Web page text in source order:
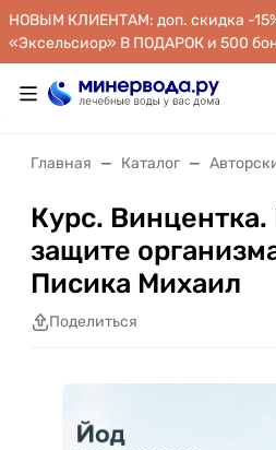
НОВЫМ КЛИЕНТАМ: доп. скидка -
«Эксельсиор» В ПОДАРОК и 500
Главная Каталог
Курс.
защите
Писика Михаил
Поделиться